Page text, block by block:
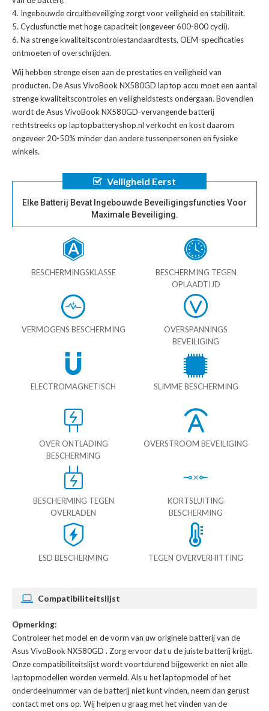
Ingebouwde circuitbeveiliging zorgt voor veiligheid en stabiliteit.
Cyclusfunctie met hoge capaciteit (ongeveer 600-800 cycli).
Na strenge kwaliteitscontrolestandaardtests, OEM-specificaties
ontmoeten of overschrijden.
Wij hebben strenge eisen aan de prestaties en veiligheid van
producten. DeAsus VivoBook NX580GD laptop accu moet een aantal
strenge kwaliteitscontroles en veiligheidstests ondergaan. Bovendien
wordt deAsus VivoBook NX580GD-vervangende batterij
rechtstreeks op laptopbatteryshop.nl verkocht en kost daarom
ongeveer 20-50% minder dan andere tussenpersonen en fysieke
winkels.
Veiligheid Eerst
Elke Batterij Bevat Ingebouwde Beveiligingsfuncties Voor
Maximale Beveiliging.
BESCHERMINGSKLASSE
BESCHERMING TEGEN
OPLAADTIJD
VERMOGENS BESCHERMING
OVERSPANNINGS
BEVEILIGING
ELECTROMAGNETISCH SLIMME BESCHERMING
OVER ONTLADING
BESCHERMING
OVERSTROOM BEVEILIGING
BESCHERMING TEGEN
OVERLADEN
KORTSLUITING
BESCHERMING
ESD BESCHERMING TEGEN OVERVERHITTING
Compatibiliteitslijst
Opmerking:
Controleer het model en de vorm van uw originele batterij van de
Asus VivoBook NX580GD . Zorg ervoor dat u de juiste batterij krijgt.
Onze compatibiliteitslijst wordt voortdurend bijgewerkt en niet alle
laptopmodellen worden vermeld. Als u het laptopmodel of het
onderdeelnummer van de batterij niet kunt vinden, neem dan gerust
contact met ons op. Wij helpen u graag met het vinden van de